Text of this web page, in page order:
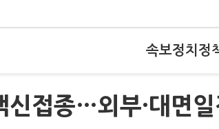
속보정치 정
신접종…외부·대면일